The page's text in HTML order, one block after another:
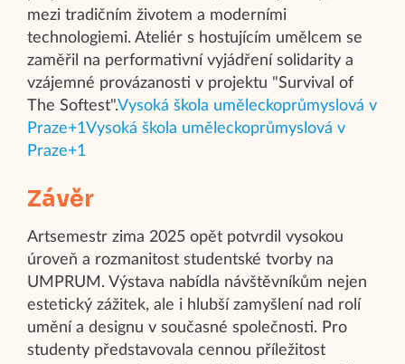
mezi tradičním životem a moderními
technologiemi. Ateliér s hostujícím umělcem se
zaměřil na performativní vyjádření solidarity a
vzájemné provázanosti v projektu "Survival of
The Softest".​Vysoká škola uměleckoprůmyslová v
Praze+1Vysoká škola uměleckoprůmyslová v
Praze+1
Závěr
Artsemestr zima 2025 opět potvrdil vysokou
úroveň a rozmanitost studentské tvorby na
UMPRUM. Výstava nabídla návštěvníkům nejen
estetický zážitek, ale i hlubší zamyšlení nad rolí
umění a designu v současné společnosti. Pro
studenty představovala cennou příležitost